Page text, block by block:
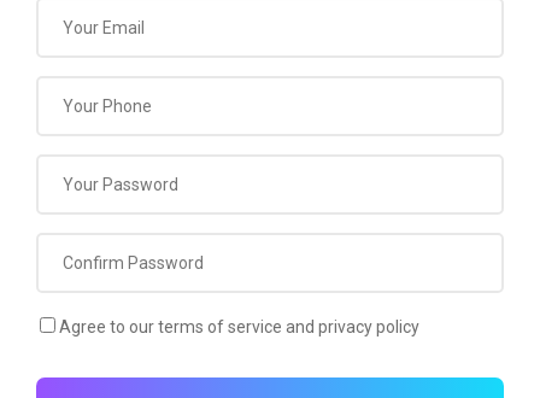
Agree to our terms of service and privacy policy